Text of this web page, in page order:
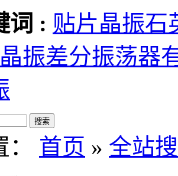
词 : 贴片晶振石
振差分振荡器
首页 » 全站